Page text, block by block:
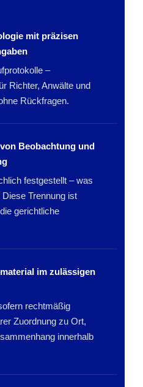
mit präzisen
–
Richter, Anwälte und
Rückfragen.
Beobachtung und
festgestellt – was
Trennung ist
gerichtliche
im zulässigen
rechtmäßig
Zuordnung zu Ort,
innerhalb